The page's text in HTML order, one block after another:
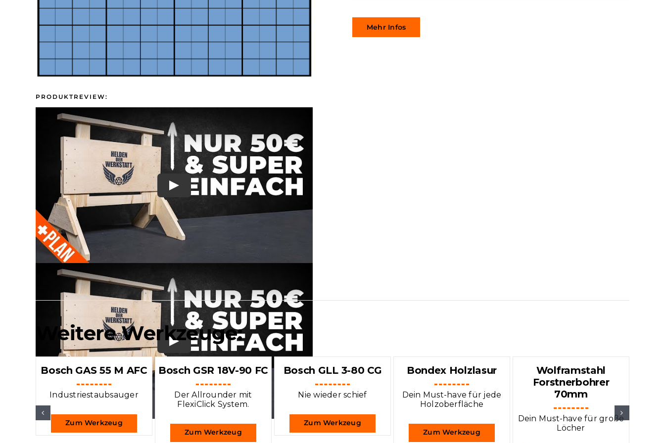
PRODUKTREVIEW:
Mehr Infos
Weitere Werkzeuge:
Bosch GAS 55 M AFC
Industriestaubsauger
Zum Werkzeug
Bosch GSR 18V-90 FC
Der Allrounder mit
FlexiClick System.
Zum Werkzeug
Bosch GLL 3-80 CG
Nie wieder schief
Zum Werkzeug
Bondex Holzlasur
Dein Must-have für jede
Holzoberfläche
Zum Werkzeug
Wolframstahl
Forstnerbohrer
70mm
Dein Must-have für große
Löcher